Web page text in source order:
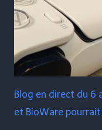
Blog en direct du 6
et BioWare